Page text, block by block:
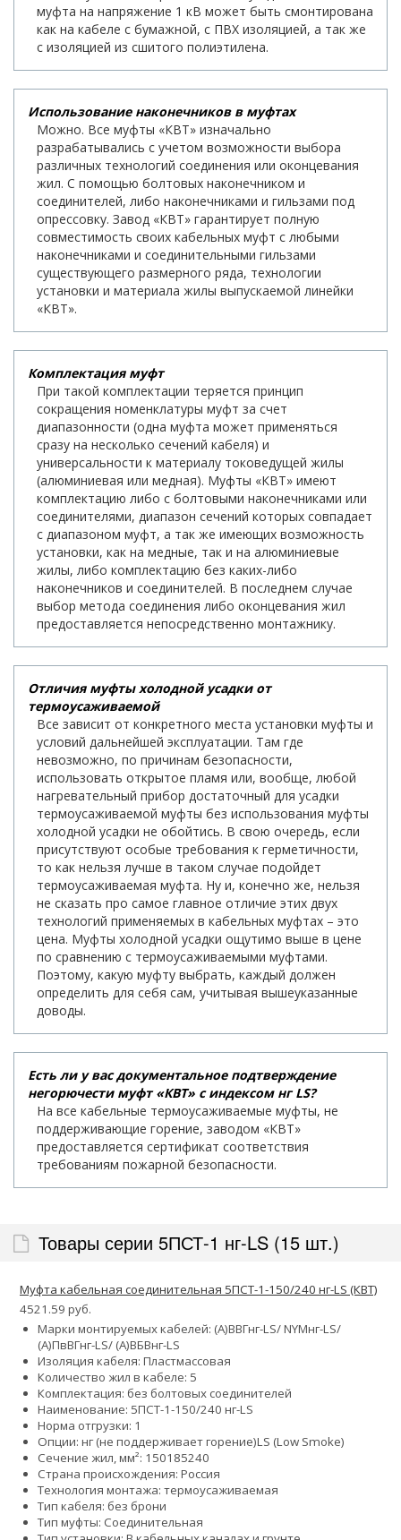
муфта на напряжение 1 кВ может быть смонтирована
как на кабеле с бумажной, с ПВХ изоляцией, а так же
с изоляцией из сшитого полиэтилена.
Использование наконечников в муфтах
Можно. Все муфты «КВТ» изначально
разрабатывались с учетом возможности выбора
различных технологий соединения или оконцевания
жил. С помощью болтовых наконечником и
соединителей, либо наконечниками и гильзами под
опрессовку. Завод «КВТ» гарантирует полную
совместимость своих кабельных муфт с любыми
наконечниками и соединительными гильзами
существующего размерного ряда, технологии
установки и материала жилы выпускаемой линейки
«КВТ».
Комплектация муфт
При такой комплектации теряется принцип
сокращения номенклатуры муфт за счет
диапазонности (одна муфта может применяться
сразу на несколько сечений кабеля) и
универсальности к материалу токоведущей жилы
(алюминиевая или медная). Муфты «КВТ» имеют
комплектацию либо с болтовыми наконечниками или
соединителями, диапазон сечений которых совпадает
с диапазоном муфт, а так же имеющих возможность
установки, как на медные, так и на алюминиевые
жилы, либо комплектацию без каких-либо
наконечников и соединителей. В последнем случае
выбор метода соединения либо оконцевания жил
предоставляется непосредственно монтажнику.
Отличия муфты холодной усадки от
термоусаживаемой
Все зависит от конкретного места установки муфты и
условий дальнейшей эксплуатации. Там где
невозможно, по причинам безопасности,
использовать открытое пламя или, вообще, любой
нагревательный прибор достаточный для усадки
термоусаживаемой муфты без использования муфты
холодной усадки не обойтись. В свою очередь, если
присутствуют особые требования к герметичности,
то как нельзя лучше в таком случае подойдет
термоусаживаемая муфта. Ну и, конечно же, нельзя
не сказать про самое главное отличие этих двух
технологий применяемых в кабельных муфтах – это
цена. Муфты холодной усадки ощутимо выше в цене
по сравнению с термоусаживаемыми муфтами.
Поэтому, какую муфту выбрать, каждый должен
определить для себя сам, учитывая вышеуказанные
доводы.
Есть ли у вас документальное подтверждение
негорючести муфт «КВТ» с индексом нг LS?
На все кабельные термоусаживаемые муфты, не
поддерживающие горение, заводом «КВТ»
предоставляется сертификат соответствия
требованиям пожарной безопасности.
Товары серии 5ПСТ-1 нг-LS (15 шт.)
Муфта кабельная соединительная 5ПСТ-1-150/240 нг-LS (КВТ)
4521.59 руб.
Марки монтируемых кабелей: (А)ВВГнг-LS/ NYMнг-LS/
(А)ПвВГнг-LS/ (А)ВБВнг-LS
Изоляция кабеля: Пластмассовая
Количество жил в кабеле: 5
Комплектация: без болтовых соединителей
Наименование: 5ПСТ-1-150/240 нг-LS
Норма отгрузки: 1
Опции: нг (не поддерживает горение)LS (Low Smoke)
Сечение жил, мм²: 150185240
Страна происхождения: Россия
Технология монтажа: термоусаживаемая
Тип кабеля: без брони
Тип муфты: Соединительная